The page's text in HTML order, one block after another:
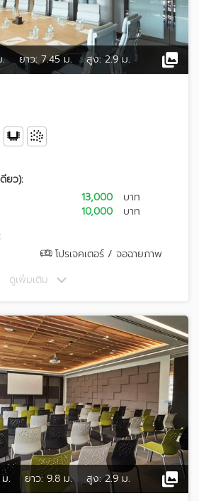
ยาว: 7.45 ม. สูง: 2.9 ม.
ยว):
13,000
บาท
10,000
บาท
โปรเจคเตอร์ / จอฉายภาพ
ดูเพิ่มเติม
. ยาว: 9.8 ม. สูง: 2.9 ม.